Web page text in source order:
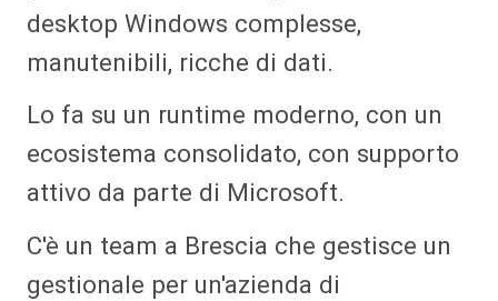
desktop Windows complesse,
manutenibili, ricche di dati.
Lo fa su un runtime moderno, con un
ecosistema consolidato, con supporto
attivo da parte di Microsoft.
C'è un team a Brescia che gestisce un
gestionale per un'azienda di